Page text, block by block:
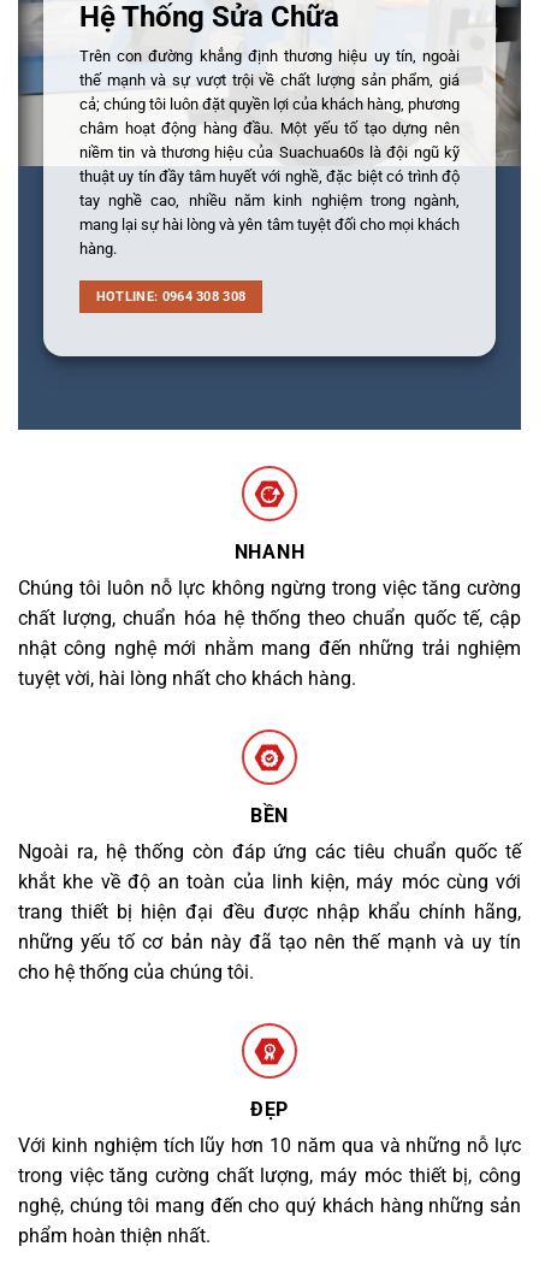
Hệ Thống Sửa Chữa
Trên con đường khẳng định thương hiệu uy tín, ngoài
thế mạnh và sự vượt trội về chất lượng sản phẩm, giá
cả; chúng tôi luôn đặt quyền lợi của khách hàng, phương
châm hoạt động hàng đầu. Một yếu tố tạo dựng nên
niềm tin và thương hiệu của Suachua60s là đội ngũ kỹ
thuật uy tín đầy tâm huyết với nghề, đặc biệt có trình độ
tay nghề cao, nhiều năm kinh nghiệm trong ngành,
mang lại sự hài lòng và yên tâm tuyệt đối cho mọi khách
hàng.
HOTLINE: 0964 308 308
NHANH
Chúng tôi luôn nỗ lực không ngừng trong việc tăng cường
chất lượng, chuẩn hóa hệ thống theo chuẩn quốc tế, cập
nhật công nghệ mới nhằm mang đến những trải nghiệm
tuyệt vời, hài lòng nhất cho khách hàng.
BỀN
Ngoài ra, hệ thống còn đáp ứng các tiêu chuẩn quốc tế
khắt khe về độ an toàn của linh kiện, máy móc cùng với
trang thiết bị hiện đại đều được nhập khẩu chính hãng,
những yếu tố cơ bản này đã tạo nên thế mạnh và uy tín
cho hệ thống của chúng tôi.
ĐẸP
Với kinh nghiệm tích lũy hơn 10 năm qua và những nỗ lực
trong việc tăng cường chất lượng, máy móc thiết bị, công
nghệ, chúng tôi mang đến cho quý khách hàng những sản
phẩm hoàn thiện nhất.